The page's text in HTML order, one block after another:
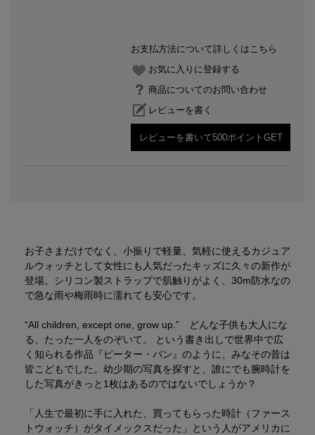
お支払方法について詳しくはこちら
お気に入りに登録する
商品についてのお問い合わせ
レビューを書く
レビューを書いて500ポイントGET
お子さまだけでなく、小振りで軽量、気軽に使えるカジュア
ルウォッチとして女性にも人気だったキッズに久々の新作が
登場。シリコン製ストラップで肌触りがよく、30m防水なの
で急な雨や梅雨時に濡れても安心です。
“All children, except one, grow up.” どんな子供も大人にな
る、たった一人をのぞいて。 という書き出しで世界中で広
く知られる作品『ピーター・パン』のように、みなその昔は
皆こどもでした。幼少期の写真を探すと、誰にでも腕時計を
した写真がきっと1枚はあるのではないでしょうか？
「人生で最初に手に入れた、買ってもらった時計（ファース
トウォッチ）がタイメックスだった」という人がアメリカに